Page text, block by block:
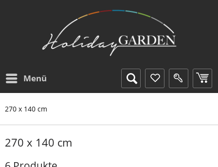
Menü
270 x 140 cm
270 x 140 cm